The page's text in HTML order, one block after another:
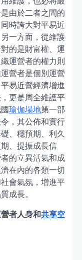
由於二者之間的
時誇大對平易近
一方面，從維護
的是財富權、運
運營者的權力則
營者是個別運營
易近營經濟增進
更是周全維護平
瑜伽場地第一部
，其公佈和實行
、穩預期、利久
、提振成長信
的立異活氣和成
在內的各類一切
會氣氛，增進平
成長。
者人身和共享空